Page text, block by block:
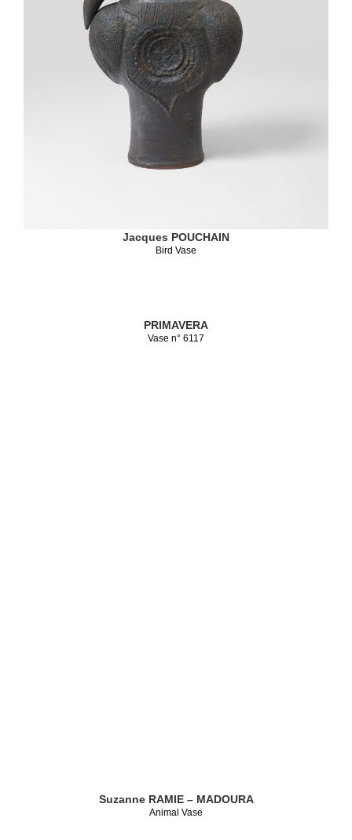
Jacques POUCHAIN
Bird Vase
PRIMAVERA
Vase n° 6117
Suzanne RAMIE – MADOURA
Animal Vase